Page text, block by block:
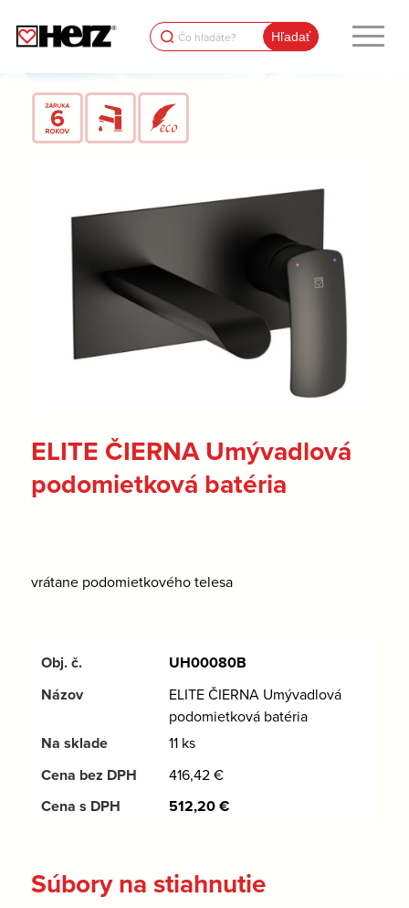
Search
for:
ELITE ČIERNA Umývadlová
podomietková batéria
vrátane podomietkového telesa
UH00080B
ELITE ČIERNA Umývadlová
podomietková batéria
11 ks
416,42€
512,20€
Súbory na stiahnutie